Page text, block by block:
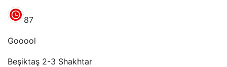
87
Gooool
Beşiktaş 2-3 Shakhtar